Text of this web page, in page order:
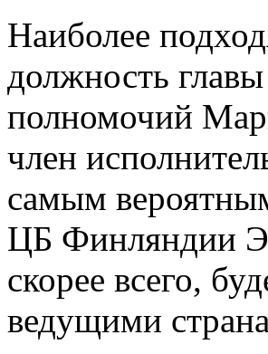
Наиболее
должность
полномочий
член
самым
ЦБ Финляндии
скорее всего,
ведущими